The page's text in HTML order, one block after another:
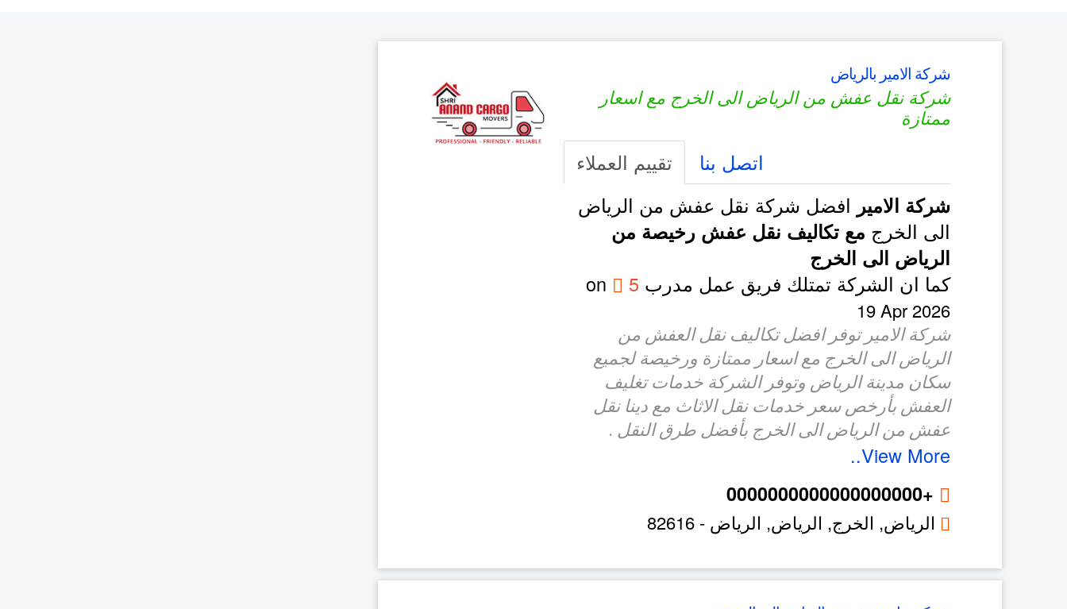
شركة الامير بالرياض
شركة نقل عفش من الرياض الى الخرج مع اسعار
ممتازة
تقييم العملاء اتصل بنا
شركة الامير افضل شركة نقل عفش من الرياض
الى الخرج مع تكاليف نقل عفش رخيصة من
الرياض الى الخرج
كما ان الشركة تمتلك فريق عمل مدرب 5
19 Apr 2026
شركة الامير توفر افضل تكاليف نقل العفش من
الرياض الى الخرج مع اسعار ممتازة ورخيصة لجميع
سكان مدينة الرياض وتوفر الشركة خدمات تغليف
العفش بأرخص سعر خدمات نقل الاثاث مع دينا نقل
عفش من الرياض الى الخرج بأفضل طرق النقل .
View More..
+0000000000000000000
الرياض, الخرج, الرياض, الرياض -
82616